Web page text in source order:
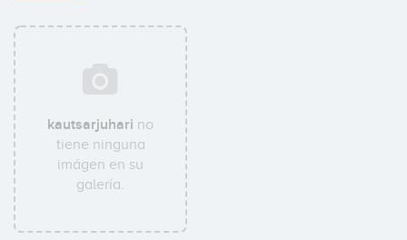
kautsarjuhari no
tiene ninguna
imágen en su
galería.